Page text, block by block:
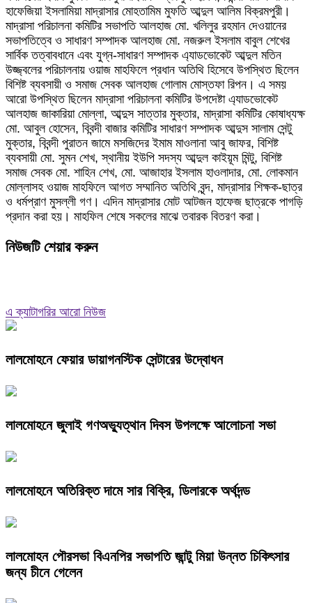
হাফেজিয়া ইসলামিয়া মাদ্রাসার মোহতামিম মুফতি আব্দুল আলিম বিক্রমপুরী।
মাদ্রাসা পরিচালনা কমিটির সভাপতি আলহাজ মো. খলিলুর রহমান দেওয়ানের
সভাপতিত্বে ও সাধারণ সম্পাদক আলহাজ মো. নজরুল ইসলাম বাবুল শেখের
সার্বিক তত্বাবধানে এবং যুগ্ন-সাধারণ সম্পাদক এ্যাডভোকেট আব্দুল মতিন
উজ্জ্বলের পরিচালনায় ওয়াজ মাহফিলে প্রধান অতিথি হিসেবে উপস্থিত ছিলেন
বিশিষ্ট ব্যবসায়ী ও সমাজ সেবক আলহাজ গোলাম মোস্তফা রিপন। এ সময়
আরো উপস্থিত ছিলেন মাদ্রাসা পরিচালনা কমিটির উপদেষ্টা এ্যাডভোকেট
আলহাজ জাকারিয়া মোল্লা, আব্দুস সাত্তার মুক্তার, মাদ্রাসা কমিটির কোষাধ্যক্ষ
মো. আবুল হোসেন, বিবন্দী বাজার কমিটির সাধারণ সম্পাদক আব্দুস সালাম সেন্টু
মুক্তার, বিবন্দী পুরাতন জামে মসজিদের ইমাম মাওলানা আবু জাফর, বিশিষ্ট
ব্যবসায়ী মো. সুমন শেখ, স্থানীয় ইউপি সদস্য আব্দুল কাইয়ূম মিন্টু, বিশিষ্ট
সমাজ সেবক মো. শাহিন শেখ, মো. আজাহার ইসলাম হাওলাদার, মো. লোকমান
মোল্লাসহ ওয়াজ মাহফিলে আগত সম্মানিত অতিথি বৃন্দ, মাদ্রাসার শিক্ষক-ছাত্র
ও ধর্মপ্রাণ মুসল্লী গণ। এদিন মাদ্রাসার মোট আটজন হাফেজ ছাত্রকে পাগড়ি
প্রদান করা হয়। মাহফিল শেষে সকলের মাঝে তবারক বিতরণ করা।
নিউজটি শেয়ার করুন
এ ক্যাটাগরির আরো নিউজ
লালমোহনে ফেয়ার ডায়াগনস্টিক সেন্টারের উদ্বোধন
লালমোহনে জুলাই গণঅভ্যুত্থান দিবস উপলক্ষে আলোচনা সভা
লালমোহনে অতিরিক্ত দামে সার বিক্রি, ডিলারকে অর্থদন্ড
লালমোহন পৌরসভা বিএনপির সভাপতি জান্টু মিয়া উন্নত চিকিৎসার
জন্য চীনে গেলেন